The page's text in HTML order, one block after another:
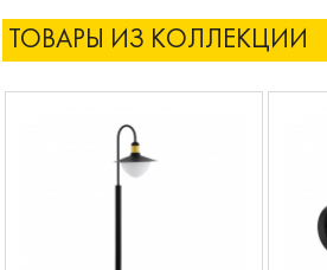
ТОВАРЫ ИЗ КОЛЛЕКЦИИ